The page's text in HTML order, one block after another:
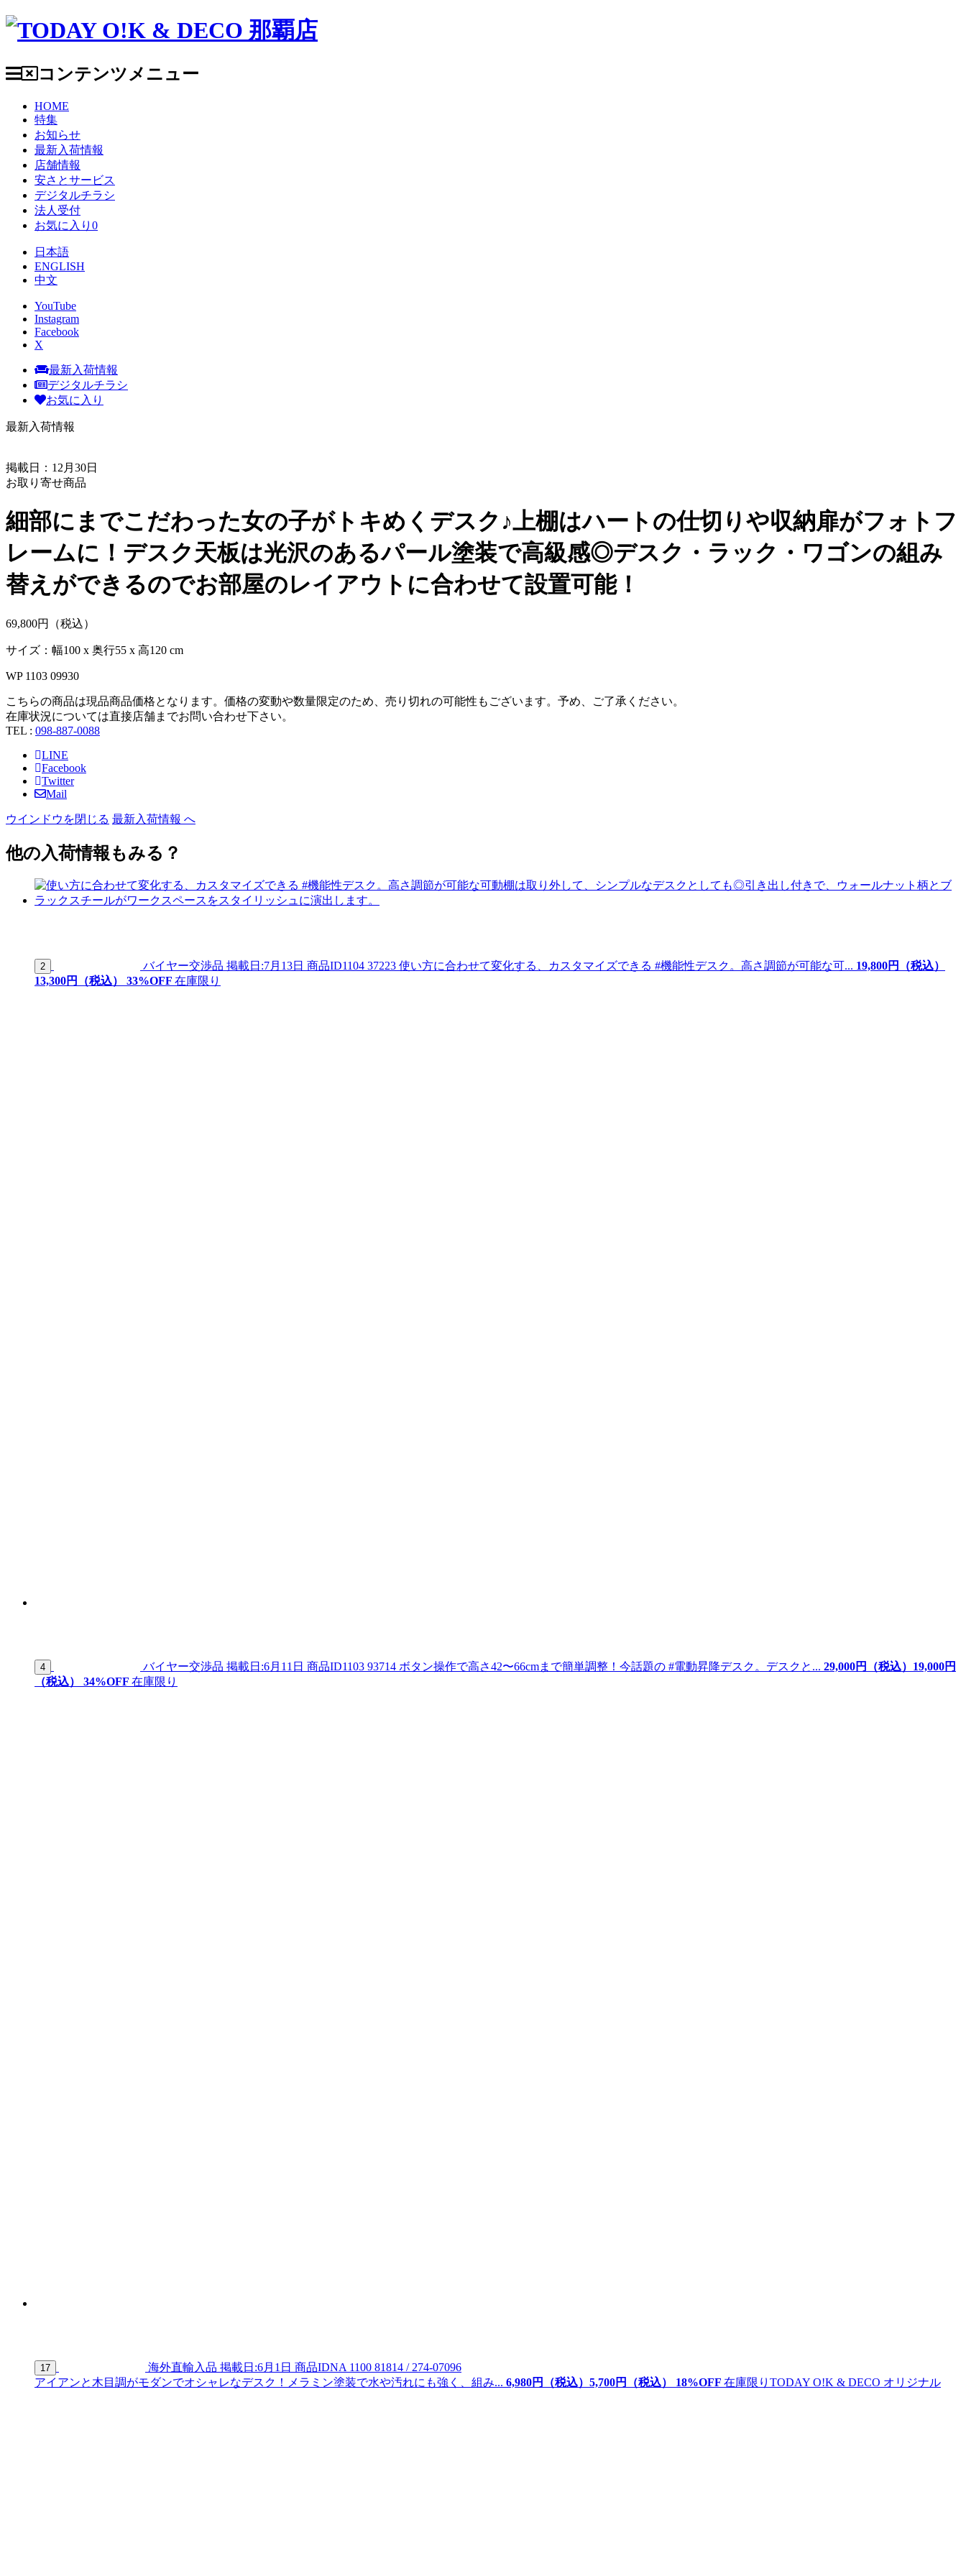
コンテンツメニュー
HOME
特集
お知らせ
最新入荷情報
店舗情報
安さとサービス
デジタルチラシ
法人受付
お気に入り 0
日本語
ENGLISH
中文
YouTube
Instagram
Facebook
X
最新入荷情報
デジタルチラシ
お気に入り
最新入荷情報
掲載日：12月30日
お取り寄せ商品
細部にまでこだわった女の子がトキめくデスク♪上棚はハートの仕切りや収納扉がフォトフ
レームに！デスク天板は光沢のあるパール塗装で高級感◎デスク・ラック・ワゴンの組み
替えができるのでお部屋のレイアウトに合わせて設置可能！
69,800円（税込）
サイズ：幅100 x 奥行55 x 高120 cm
WP 1103 09930
こちらの商品は現品商品価格となります。価格の変動や数量限定のため、売り切れの可能性もございます。予め、ご了承ください。
在庫状況については直接店舗までお問い合わせ下さい。
TEL : 098-887-0088
LINE
Facebook
Twitter
Mail
ウインドウを閉じる 最新入荷情報 へ
他の入荷情報もみる？
2 バイヤー交渉品 掲載日:7月13日 商品ID1104 37223 使い方に合わせて変化する、カスタマイズできる #機能性デスク。高さ調節が可能な可... 19,800円（税込）
13,300円（税込） 33%OFF 在庫限り
4 バイヤー交渉品 掲載日:6月11日 商品ID1103 93714 ボタン操作で高さ42〜66cmまで簡単調整！今話題の #電動昇降デスク。デスクと... 29,000円（税込） 19,000円
（税込）
34%OFF 在庫限り
17 海外直輸入品 掲載日:6月1日 商品IDNA 1100 81814 / 274-07096
アイアンと木目調がモダンでオシャレなデスク！メラミン塗装で水や汚れにも強く、組み... 6,980円（税込） 5,700円（税込） 18%OFF 在庫限り TODAY O!K & DECO オリジナル